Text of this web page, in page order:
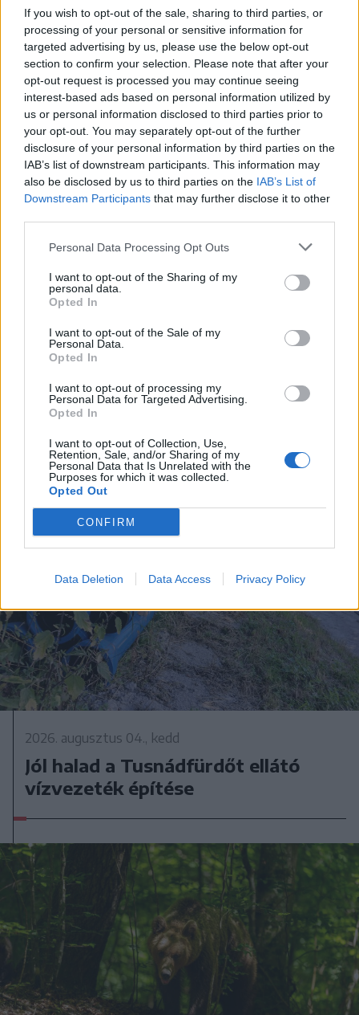
If you wish to opt-out of the sale, sharing to third parties, or
processing of your personal or sensitive information for
targeted advertising by us, please use the below opt-out
section to confirm your selection. Please note that after your
opt-out request is processed you may continue seeing
interest-based ads based on personal information utilized by
us or personal information disclosed to third parties prior to
your opt-out. You may separately opt-out of the further
disclosure of your personal information by third parties on the
IAB’s list of downstream participants. This information may
also be disclosed by us to third parties on the IAB’s List of
Downstream Participants that may further disclose it to other
Personal Data Processing Opt Outs
I want to opt-out of the Sharing of my
personal data.
Opted In
I want to opt-out of the Sale of my
Personal Data.
Opted In
I want to opt-out of processing my
Personal Data for Targeted Advertising.
Opted In
I want to opt-out of Collection, Use,
Retention, Sale, and/or Sharing of my
Personal Data that Is Unrelated with the
Purposes for which it was collected.
Opted Out
CONFIRM
Data Deletion Data Access Privacy Policy
2026. augusztus 05., szerda
Jogosítvány nélkül, ittasan hajtott
háznak egy csíkszeredai férfi
2026. augusztus 04., kedd
Jól halad a Tusnádfürdőt ellátó
vízvezeték építése